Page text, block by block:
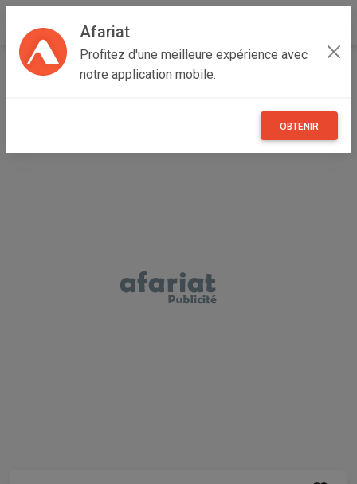
Afariat
Profitez d'une meilleure expérience avec
notre application mobile.
OBTENIR
Accueil Multimedia Cap bon - Sahel